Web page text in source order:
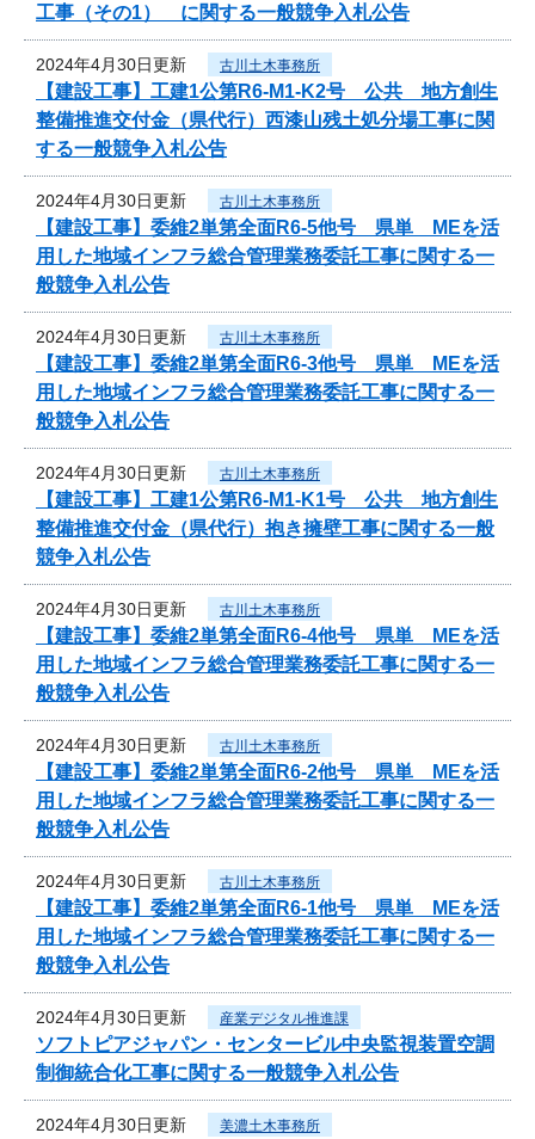
工事（その1） に関する一般競争入札公告
2024年4月30日更新 古川土木事務所
【建設工事】工建1公第R6-M1-K2号 公共 地方創生
整備推進交付金（県代行）西漆山残土処分場工事に関
する一般競争入札公告
2024年4月30日更新 古川土木事務所
【建設工事】委維2単第全面R6-5他号 県単 MEを活
用した地域インフラ総合管理業務委託工事に関する一
般競争入札公告
2024年4月30日更新 古川土木事務所
【建設工事】委維2単第全面R6-3他号 県単 MEを活
用した地域インフラ総合管理業務委託工事に関する一
般競争入札公告
2024年4月30日更新 古川土木事務所
【建設工事】工建1公第R6-M1-K1号 公共 地方創生
整備推進交付金（県代行）抱き擁壁工事に関する一般
競争入札公告
2024年4月30日更新 古川土木事務所
【建設工事】委維2単第全面R6-4他号 県単 MEを活
用した地域インフラ総合管理業務委託工事に関する一
般競争入札公告
2024年4月30日更新 古川土木事務所
【建設工事】委維2単第全面R6-2他号 県単 MEを活
用した地域インフラ総合管理業務委託工事に関する一
般競争入札公告
2024年4月30日更新 古川土木事務所
【建設工事】委維2単第全面R6-1他号 県単 MEを活
用した地域インフラ総合管理業務委託工事に関する一
般競争入札公告
2024年4月30日更新 産業デジタル推進課
ソフトピアジャパン・センタービル中央監視装置空調
制御統合化工事に関する一般競争入札公告
2024年4月30日更新 美濃土木事務所